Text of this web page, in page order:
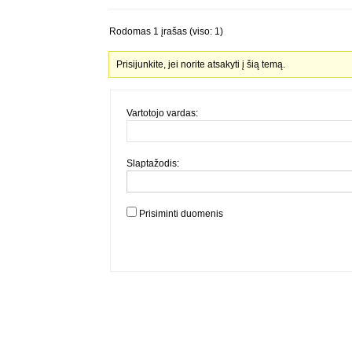
Rodomas 1 įrašas (viso: 1)
Prisijunkite, jei norite atsakyti į šią temą.
Vartotojo vardas:
Slaptažodis:
Prisiminti duomenis